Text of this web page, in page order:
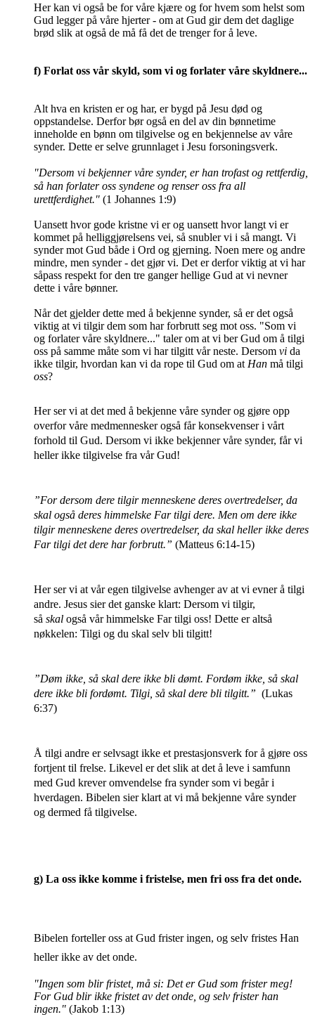
Her kan vi også be for våre kjære og for hvem som helst som
Gud legger på våre hjerter - om at Gud gir dem det daglige
brød slik at også de må få det de trenger for å leve.
f) Forlat oss vår skyld, som vi og forlater våre skyldnere...
Alt hva en kristen er og har, er bygd på Jesu død og
oppstandelse. Derfor bør også en del av din bønnetime
inneholde en bønn om tilgivelse og en bekjennelse av våre
synder. Dette er selve grunnlaget i Jesu forsoningsverk.
"Dersom vi bekjenner våre synder, er han trofast og rettferdig,
så han forlater oss syndene og renser oss fra all
urettferdighet." (1 Johannes 1:9)
Uansett hvor gode kristne vi er og uansett hvor langt vi er
kommet på helliggjørelsens vei, så snubler vi i så mangt. Vi
synder mot Gud både i Ord og gjerning. Noen mere og andre
mindre, men synder - det gjør vi. Det er derfor viktig at vi har
såpass respekt for den tre ganger hellige Gud at vi nevner
dette i våre bønner.
Når det gjelder dette med å bekjenne synder, så er det også
viktig at vi tilgir dem som har forbrutt seg mot oss. "Som vi
og forlater våre skyldnere..." taler om at vi ber Gud om å tilgi
oss på samme måte som vi har tilgitt vår neste. Dersom vi da
ikke tilgir, hvordan kan vi da rope til Gud om at Han må tilgi
oss?
Her ser vi at det med å bekjenne våre synder og gjøre opp
overfor våre medmennesker også får konsekvenser i vårt
forhold til Gud. Dersom vi ikke bekjenner våre synder, får vi
heller ikke tilgivelse fra vår Gud!
”For dersom dere tilgir menneskene deres overtredelser, da
skal også deres himmelske Far tilgi dere. Men om dere ikke
tilgir menneskene deres overtredelser, da skal heller ikke deres
Far tilgi det dere har forbrutt.” (Matteus 6:14-15)
Her ser vi at vår egen tilgivelse avhenger av at vi evner å tilgi
andre. Jesus sier det ganske klart: Dersom vi tilgir,
så skal også vår himmelske Far tilgi oss! Dette er altså
nøkkelen: Tilgi og du skal selv bli tilgitt!
”Døm ikke, så skal dere ikke bli dømt. Fordøm ikke, så skal
dere ikke bli fordømt. Tilgi, så skal dere bli tilgitt.” (Lukas
6:37)
Å tilgi andre er selvsagt ikke et prestasjonsverk for å gjøre oss
fortjent til frelse. Likevel er det slik at det å leve i samfunn
med Gud krever omvendelse fra synder som vi begår i
hverdagen. Bibelen sier klart at vi må bekjenne våre synder
og dermed få tilgivelse.
g) La oss ikke komme i fristelse, men fri oss fra det onde.
Bibelen forteller oss at Gud frister ingen, og selv fristes Han
heller ikke av det onde.
"Ingen som blir fristet, må si: Det er Gud som frister meg!
For Gud blir ikke fristet av det onde, og selv frister han
ingen." (Jakob 1:13)